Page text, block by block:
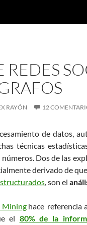
REDES
RAYÓN 12
de datos,
técnicas
Dos de las
derivado de
, son el
Mininghace referencia
el 80% de la